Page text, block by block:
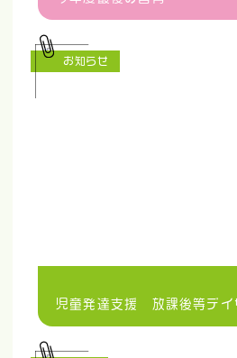
児童発達支援 放課後等デ
お知らせ